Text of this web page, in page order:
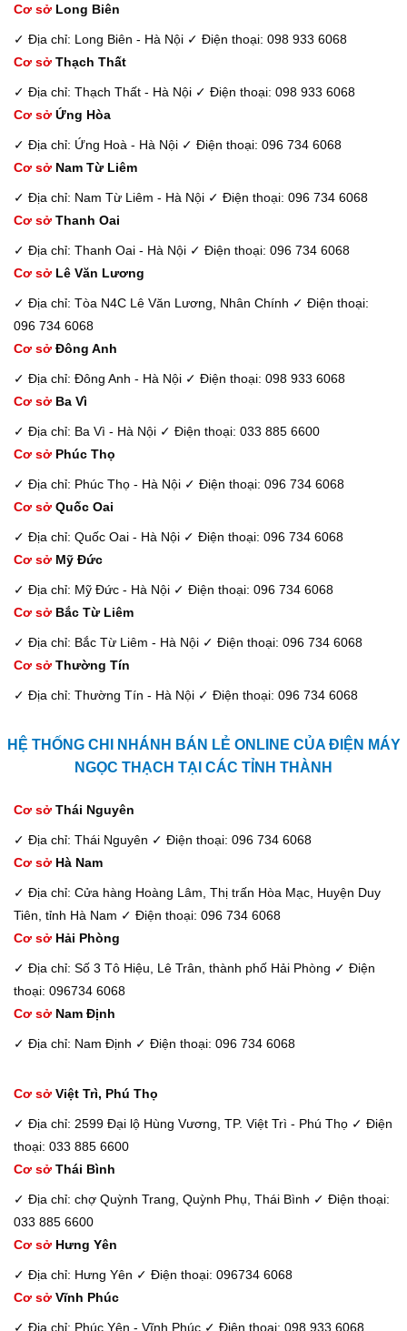
Cơ sở Long Biên
✓ Địa chỉ: Long Biên - Hà Nội ✓ Điện thoại: 098 933 6068
Cơ sở Thạch Thất
✓ Địa chỉ: Thạch Thất - Hà Nội ✓ Điện thoại: 098 933 6068
Cơ sở Ứng Hòa
✓ Địa chỉ: Ứng Hoà - Hà Nội ✓ Điện thoại: 096 734 6068
Cơ sở Nam Từ Liêm
✓ Địa chỉ: Nam Từ Liêm - Hà Nội ✓ Điện thoại: 096 734 6068
Cơ sở Thanh Oai
✓ Địa chỉ: Thanh Oai - Hà Nội ✓ Điện thoại: 096 734 6068
Cơ sở Lê Văn Lương
✓ Địa chỉ: Tòa N4C Lê Văn Lương, Nhân Chính ✓ Điện thoại:
096 734 6068
Cơ sở Đông Anh
✓ Địa chỉ: Đông Anh - Hà Nội ✓ Điện thoại: 098 933 6068
Cơ sở Ba Vì
✓ Địa chỉ: Ba Vì - Hà Nội ✓ Điện thoại: 033 885 6600
Cơ sở Phúc Thọ
✓ Địa chỉ: Phúc Thọ - Hà Nội ✓ Điện thoại: 096 734 6068
Cơ sở Quốc Oai
✓ Địa chỉ: Quốc Oai - Hà Nội ✓ Điện thoại: 096 734 6068
Cơ sở Mỹ Đức
✓ Địa chỉ: Mỹ Đức - Hà Nội ✓ Điện thoại: 096 734 6068
Cơ sở Bắc Từ Liêm
✓ Địa chỉ: Bắc Từ Liêm - Hà Nội ✓ Điện thoại: 096 734 6068
Cơ sở Thường Tín
✓ Địa chỉ: Thường Tín - Hà Nội ✓ Điện thoại: 096 734 6068
HỆ THỐNG CHI NHÁNH BÁN LẺ ONLINE CỦA ĐIỆN MÁY
NGỌC THẠCH TẠI CÁC TỈNH THÀNH
Cơ sở Thái Nguyên
✓ Địa chỉ: Thái Nguyên ✓ Điện thoại: 096 734 6068
Cơ sở Hà Nam
✓ Địa chỉ: Cửa hàng Hoàng Lâm, Thị trấn Hòa Mạc, Huyện Duy
Tiên, tỉnh Hà Nam ✓ Điện thoại: 096 734 6068
Cơ sở Hải Phòng
✓ Địa chỉ: Số 3 Tô Hiệu, Lê Trân, thành phố Hải Phòng ✓ Điện
thoại: 096734 6068
Cơ sở Nam Định
✓ Địa chỉ: Nam Định ✓ Điện thoại: 096 734 6068
Cơ sở Việt Trì, Phú Thọ
✓ Địa chỉ: 2599 Đại lộ Hùng Vương, TP. Việt Trì - Phú Thọ ✓ Điện
thoại: 033 885 6600
Cơ sở Thái Bình
✓ Địa chỉ: chợ Quỳnh Trang, Quỳnh Phụ, Thái Bình ✓ Điện thoại:
033 885 6600
Cơ sở Hưng Yên
✓ Địa chỉ: Hưng Yên ✓ Điện thoại: 096734 6068
Cơ sở Vĩnh Phúc
✓ Địa chỉ: Phúc Yên - Vĩnh Phúc ✓ Điện thoại: 098 933 6068